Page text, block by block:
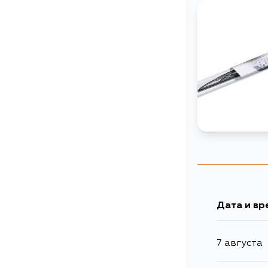
Дата и
7 августа